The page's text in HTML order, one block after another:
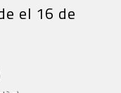
el 16 de